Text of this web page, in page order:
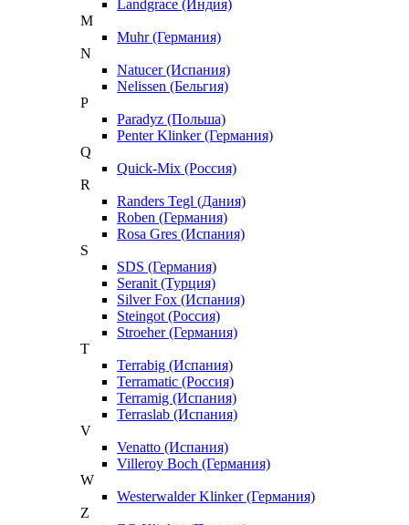
Landgrace (Индия)
M
Muhr (Германия)
N
Natucer (Испания)
Nelissen (Бельгия)
P
Paradyz (Польша)
Penter Klinker (Германия)
Q
Quick-Mix (Россия)
R
Randers Tegl (Дания)
Roben (Германия)
Rosa Gres (Испания)
S
SDS (Германия)
Seranit (Турция)
Silver Fox (Испания)
Steingot (Россия)
Stroeher (Германия)
T
Terrabig (Испания)
Terramatic (Россия)
Terramig (Испания)
Terraslab (Испания)
V
Venatto (Испания)
Villeroy Boch (Германия)
W
Westerwalder Klinker (Германия)
Z